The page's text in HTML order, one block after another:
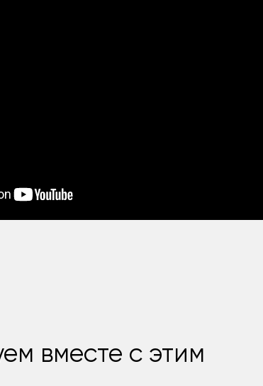
вместе с этим